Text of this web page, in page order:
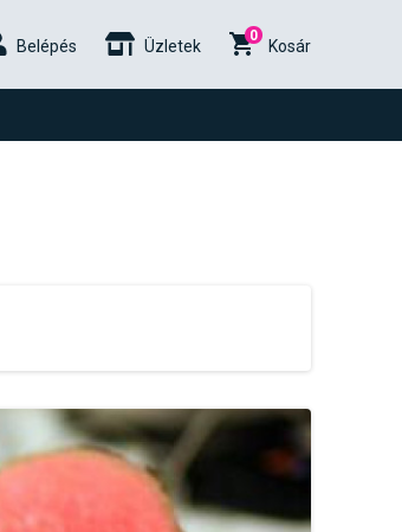
Belépés Üzletek
0
Kosár